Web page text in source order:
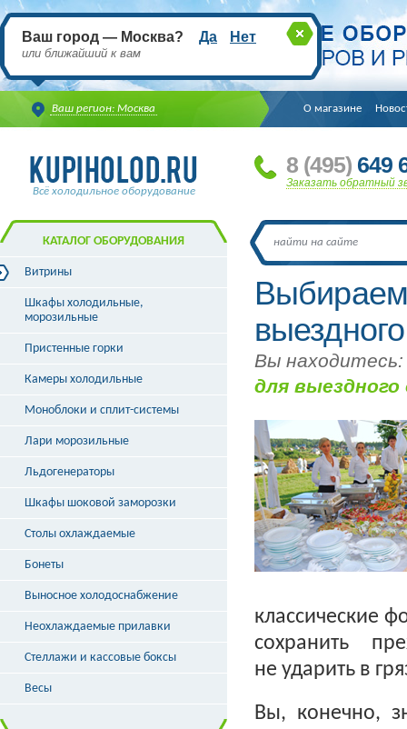
Ваш регион: Москва
Ваш город — Москва? Да Нет
или ближайший к вам
О магазине
Всё холодильное оборудование
8 (495) 649
Заказать обратный
Вы находитесь:
для выездного
классические
сохранить
не ударить в
Вы, конечно,
КАТАЛОГ ОБОРУДОВАНИЯ
Витрины
Витрины холодильные
Витрины морозильные
Витрины кондитерские
Витрины угловые
Витрины «рыба на льду»
Шкафы холодильные,
морозильные
Пристенные горки
Камеры холодильные
Моноблоки и сплит-системы
Лари морозильные
Льдогенераторы
Шкафы шоковой заморозки
Столы охлаждаемые
Бонеты
Выносное холодоснабжение
Неохлаждаемые прилавки
Стеллажи и кассовые боксы
Весы